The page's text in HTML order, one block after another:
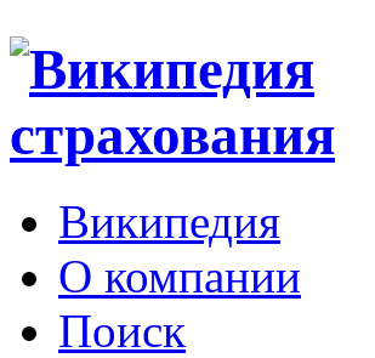
Википедия
О компании
Поиск